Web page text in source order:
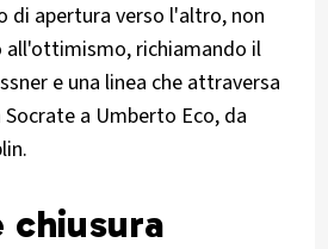
di apertura verso l'altro, non
all'ottimismo, richiamando il
e una linea che attraversa
a Umberto Eco, da
chiusura